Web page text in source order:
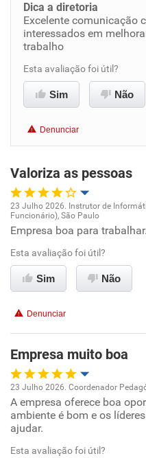
Dica a diretoria
Excelente comunicação
interessados em
trabalho
Esta avaliação foi útil?
Sim Não
Denunciar
Valoriza as pessoas
Oportunidade de promoção
Ambiente de trabalho
Conciliação com a vida
Recomenda esta empresa
Recomenda a diretoria
23 Julho 2026. Instrutor de
Funcionário), São Paulo
Empresa boa para trabalhar.
Esta avaliação foi útil?
Sim Não
Denunciar
Empresa muito boa
Oportunidade de promoção
23 Julho 2026. Coordenador
A empresa oferece boa
ambiente é bom e os
ajudar.
Esta avaliação foi útil?